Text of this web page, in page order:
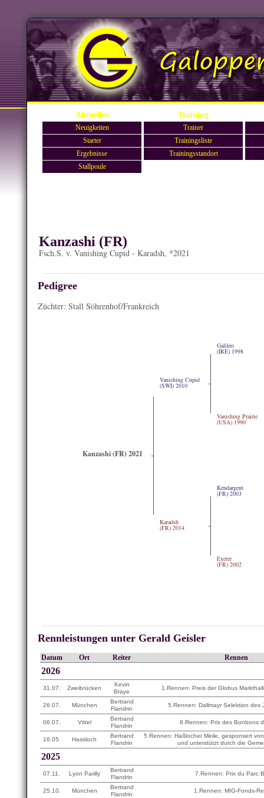
Aktuelles Training
Neuigkeiten
Starter
Ergebnisse
Stallpoule
Trainer
Trainingsliste
Trainingsstandort
Kanzashi (FR)
Fsch.S. v. Vanishing Cupid - Karadsh, *2021
Pedigree
Züchter: Stall Söhrenhof/Frankreich
Kanzashi (FR) 2021
Vanishing Cupid
(SWI) 2010
Galileo
(IRE) 1998
Vanishing Prairie
(USA) 1990
Karadsh
(FR) 2014
Kendargent
(FR) 2003
Exeter
(FR) 2002
Rennleistungen unter Gerald Geisler
Datum Ort Reiter Rennen
2026
31.07. Zweibrücken
Kevin
Braye
1.Rennen: Preis der Globus
26.07. München
Bertrand
Flandrin
5.Rennen: Dallmayr Selektion des
06.07. Vittel
Bertrand
Flandrin
8.Rennen: Prix des Bonbons
16.05. Hassloch
Bertrand
Flandrin
5.Rennen: Haßlocher Meile, gesponsert
und unterstützt durch die
2025
07.11. Lyon Parilly
Bertrand
Flandrin
7.Rennen: Prix du Parc
25.10. München
Bertrand
Flandrin
1.Rennen: MIG-Fonds-